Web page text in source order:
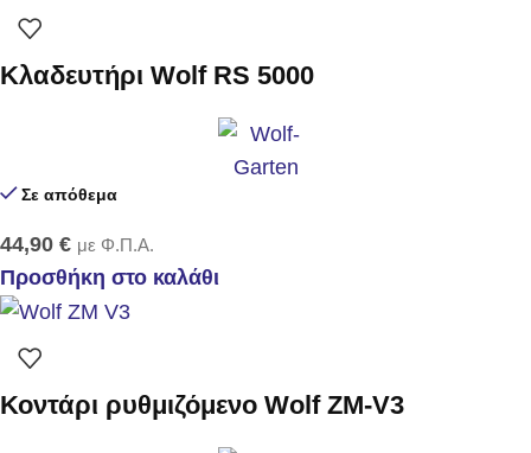
Κλαδευτήρι Wolf RS 5000
Σε απόθεμα
44,90 € με Φ.Π.Α.
Προσθήκη στο καλάθι
Κοντάρι ρυθμιζόμενο Wolf ZM-V3